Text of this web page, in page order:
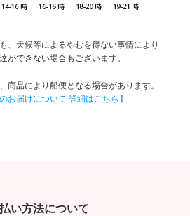
、天候等によるやむを得ない事情により
ができない場合もございます。
商品により船便となる場合があります。
お届けについて 詳細はこちら】
い方法について